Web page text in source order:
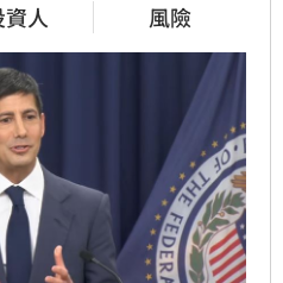
人 風險